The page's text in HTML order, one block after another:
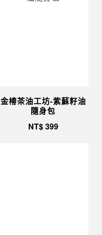
金椿茶油工坊-紫蘇籽油
隨身包
NT$399